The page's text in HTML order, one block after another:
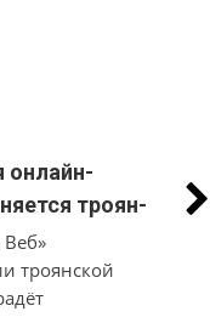
онлайн-
троян-
и
средства
троянской